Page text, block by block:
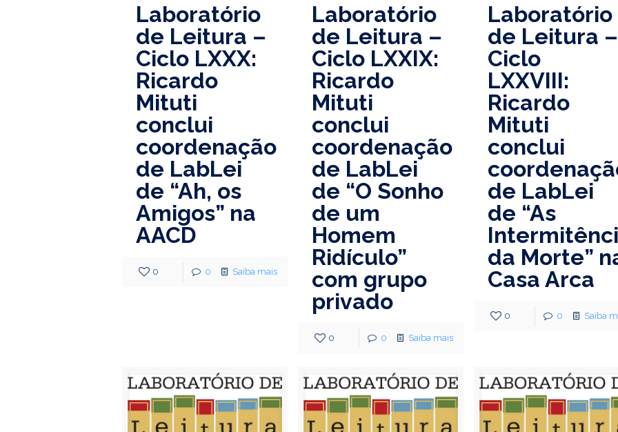
Laboratório
de Leitura –
Ciclo LXXX:
Ricardo
Mituti
conclui
coordenação
de LabLei
de “Ah, os
Amigos” na
AACD
0 0 Saiba mais
Laboratório
de Leitura –
Ciclo LXXIX:
Ricardo
Mituti
conclui
coordenação
de LabLei
de “O Sonho
de um
Homem
Ridículo”
com grupo
privado
0 0 Saiba mais
Laboratório
de Leitura –
Ciclo
LXXVIII:
Ricardo
Mituti
conclui
de LabLei
de “As
da Morte”
Casa Arca
0 0 Saiba